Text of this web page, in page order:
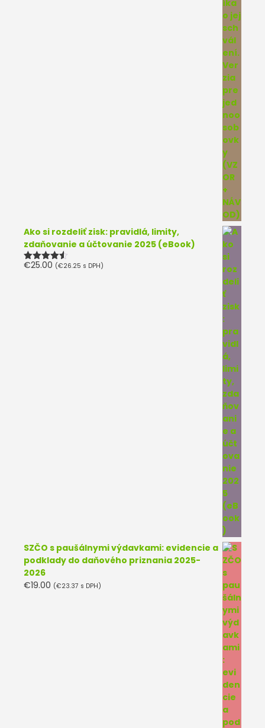
Ako si rozdeliť zisk: pravidlá, limity,
zdaňovanie a účtovanie 2025 (eBook)
Hodnotenie
€25.00 (€26.25 s DPH)
SZČO s paušálnymi výdavkami: evidencie a
podklady do daňového priznania 2025-
2026
€19.00 (€23.37 s DPH)